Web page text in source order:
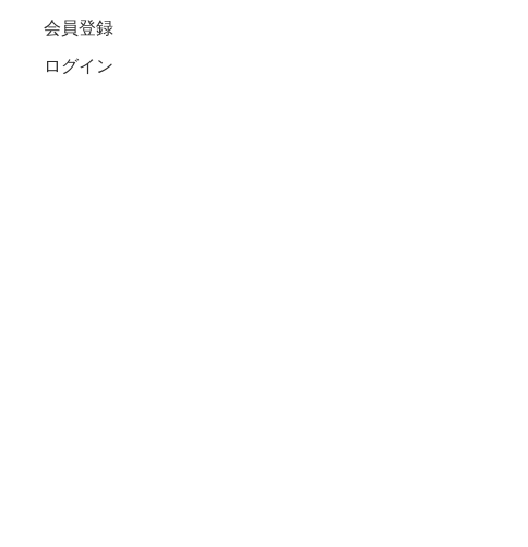
会員登録
ログイン